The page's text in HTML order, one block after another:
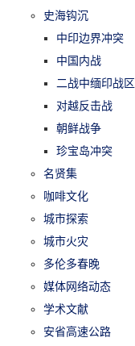
史海钩沉
中印边界冲突
中国内战
二战中缅印战区
对越反击战
朝鲜战争
珍宝岛冲突
名贤集
咖啡文化
城市探索
城市火灾
多伦多春晚
媒体网络动态
学术文献
安省高速公路